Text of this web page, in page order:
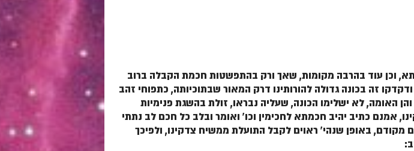
וכן עוד בהרבה מקומות, שאך ורק בהתפשטות חכמת הקבלה ברוב
זה בכונה גדולה להורותינו דרק המאור שבתוכיותה, כתפוחי זהב
האומה, לא ישלימו הכונה, שעליה נבראו, זולת בהשגת פנימיות
אמנם כתיב יהיב חכמתא לחכימין וכו' ואומר ובלב כל חכם לב נתתי
באופן שנהי' ראוים לקבל התועלת ממשיח צדקינו, ולפיכך